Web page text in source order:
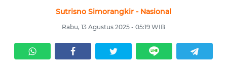
Sutrisno Simorangkir - Nasional
Rabu, 13 Agustus 2025 - 05:19 WIB
EKUIN